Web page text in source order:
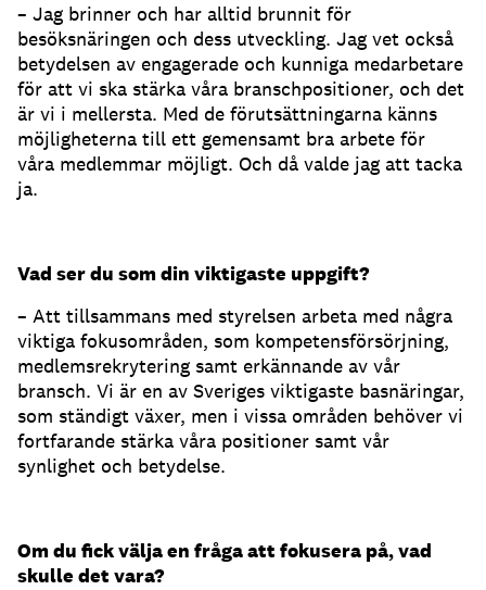
– Jag brinner och har alltid brunnit för
besöksnäringen och dess utveckling. Jag vet också
betydelsen av engagerade och kunniga medarbetare
för att vi ska stärka våra branschpositioner, och det
är vi i mellersta. Med de förutsättningarna känns
möjligheterna till ett gemensamt bra arbete för
våra medlemmar möjligt. Och då valde jag att tacka
ja.
Vad ser du som din viktigaste uppgift?
– Att tillsammans med styrelsen arbeta med några
viktiga fokusområden, som kompetensförsörjning,
medlemsrekrytering samt erkännande av vår
bransch. Vi är en av Sveriges viktigaste basnäringar,
som ständigt växer, men i vissa områden behöver vi
fortfarande stärka våra positioner samt vår
synlighet och betydelse.
Om du fick välja en fråga att fokusera på, vad
skulle det vara?